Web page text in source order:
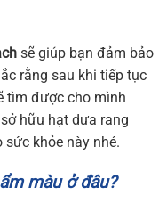
sẽ giúp bạn đảm bảo
rằng sau khi tiếp tục
tìm được cho mình
hữu hạt dưa rang
khỏe này nhé.
màu ở đâu?